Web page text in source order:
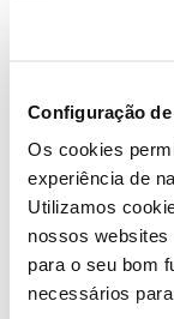
Configuração
Os cookies
experiência de
Utilizamos
nossos
para o seu bom
necessários
- Um endereço de
apresentam, o
C24XXXX201